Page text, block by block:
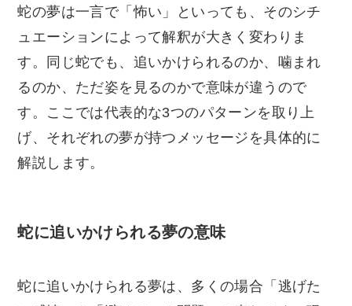
蛇の夢は一言で「怖い」といっても、そのシチ
ュエーションによって解釈が大きく変わりま
す。同じ蛇でも、追いかけられるのか、噛まれ
るのか、ただ姿を見るのかで意味が違うので
す。ここでは代表的な3つのパターンを取り上
げ、それぞれの夢が持つメッセージを具体的に
解説します。
蛇に追いかけられる夢の意味
蛇に追いかけられる夢は、多くの場合「逃げた